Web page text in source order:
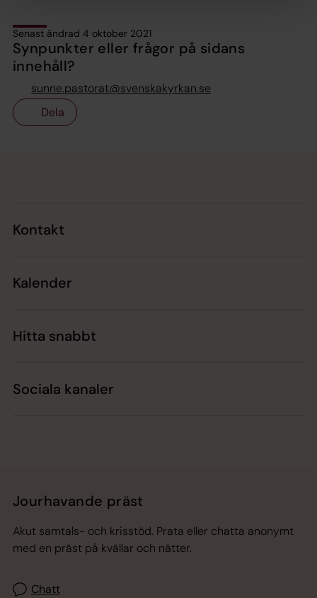
Senast ändrad 4 oktober 2021
Synpunkter eller frågor på sidans
innehåll?
sunne.pastorat@svenskakyrkan.se
Dela
Kontakt
Kalender
Hitta snabbt
Sociala kanaler
Jourhavande präst
Akut samtals- och krisstöd. Prata eller chatta anonymt
med en präst på kvällar och nätter.
Chatt